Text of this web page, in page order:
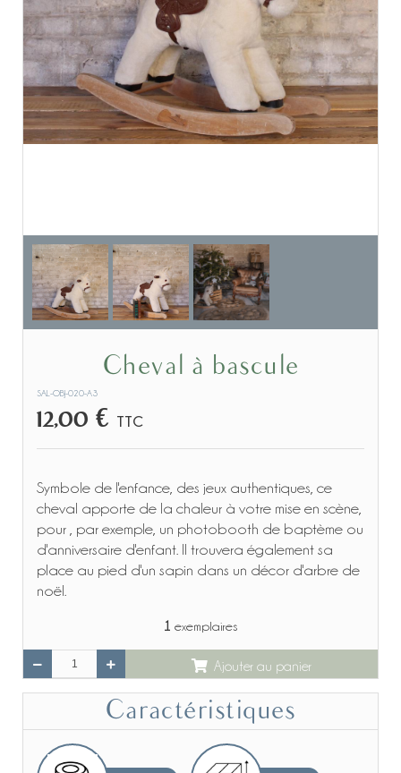
Cheval à bascule
SAL-OBJ-020-A3
12,00 € TTC
Symbole de l'enfance, des jeux authentiques, ce
cheval apporte de la chaleur à votre mise en scène,
pour , par exemple, un photobooth de baptème ou
d'anniversaire d'enfant. Il trouvera également sa
place au pied d'un sapin dans un décor d'arbre de
noël.
1 exemplaires
Ajouter au panier
Caractéristiques